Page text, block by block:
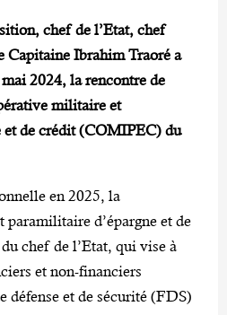
chef de l’Etat, chef
Capitaine Ibrahim Traoré a
2024, la rencontre de
militaire et
et de crédit (COMIPEC) du
en 2025, la
d’épargne et de
chef de l’Etat, qui vise à
et non-financiers
défense et de sécurité (FDS)